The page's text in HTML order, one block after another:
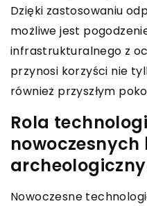
Dzięki zastosowaniu
możliwe jest
infrastrukturalnego z
przynosi korzyści nie
również przyszłym
Rola
Nowoczesne